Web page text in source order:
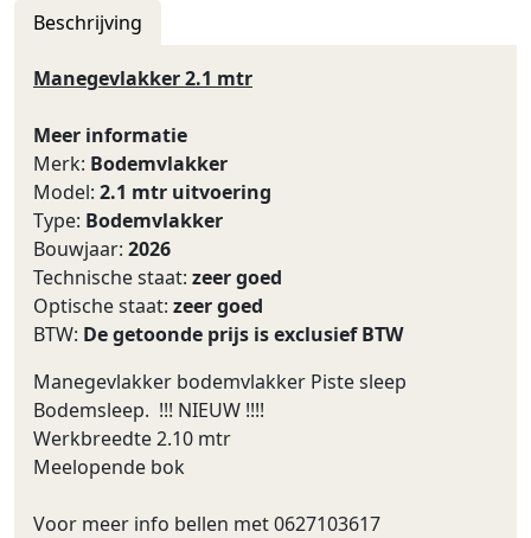
Beschrijving
Manegevlakker 2.1 mtr
Meer informatie
Merk: Bodemvlakker
Model: 2.1 mtr uitvoering
Type: Bodemvlakker
Bouwjaar: 2026
Technische staat: zeer goed
Optische staat: zeer goed
BTW: De getoonde prijs is exclusief BTW
Manegevlakker bodemvlakker Piste sleep
Bodemsleep. !!! NIEUW !!!!
Werkbreedte 2.10 mtr
Meelopende bok
Voor meer info bellen met 0627103617